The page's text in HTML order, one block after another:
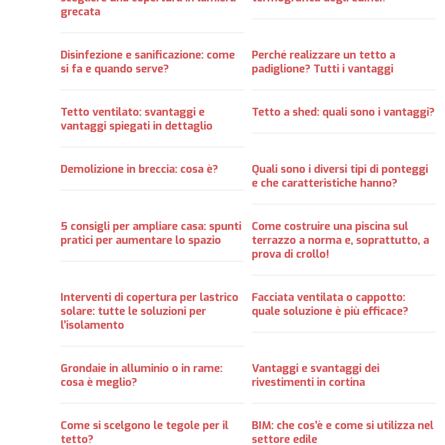
grecata
Disinfezione e sanificazione: come
si fa e quando serve?
Perché realizzare un tetto a
padiglione? Tutti i vantaggi
Tetto ventilato: svantaggi e
vantaggi spiegati in dettaglio
Tetto a shed: quali sono i vantaggi?
Demolizione in breccia: cosa è?
Quali sono i diversi tipi di ponteggi
e che caratteristiche hanno?
5 consigli per ampliare casa: spunti
pratici per aumentare lo spazio
Come costruire una piscina sul
terrazzo a norma e, soprattutto, a
prova di crollo!
Interventi di copertura per lastrico
solare: tutte le soluzioni per
l’isolamento
Facciata ventilata o cappotto:
quale soluzione è più efficace?
Grondaie in alluminio o in rame:
cosa è meglio?
Vantaggi e svantaggi dei
rivestimenti in cortina
Come si scelgono le tegole per il
tetto?
BIM: che cos’è e come si utilizza nel
settore edile